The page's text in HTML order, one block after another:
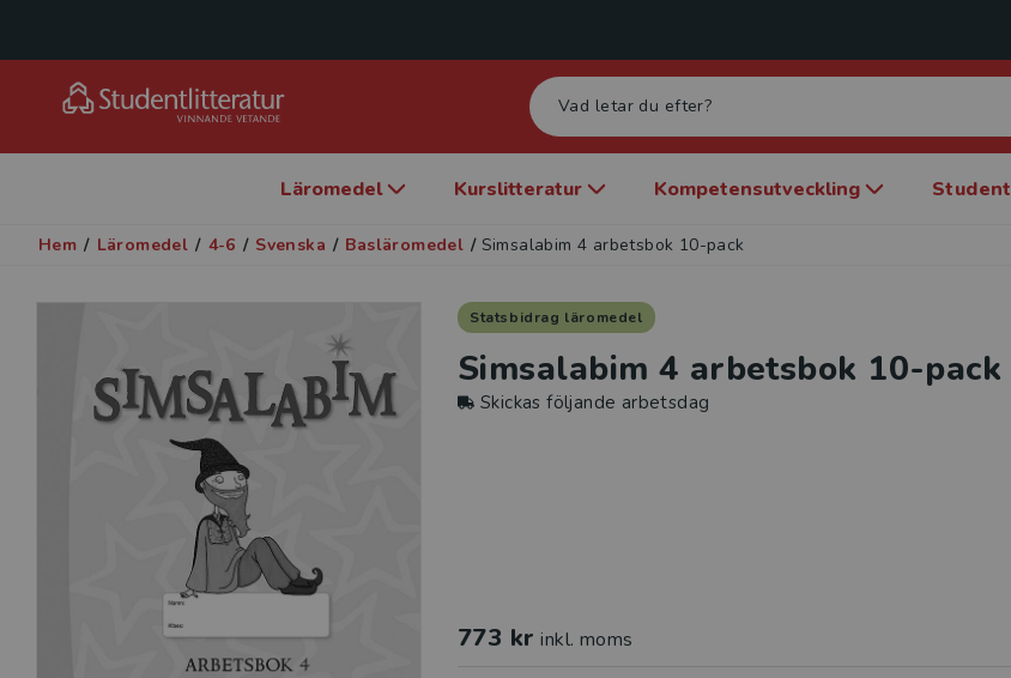
Läromedel Kurslitteratur Kompetensutveckling Student
Hem / Läromedel / 4-6 / Svenska / Basläromedel / Simsalabim 4 arbetsbok 10-pack
Statsbidrag läromedel
Simsalabim 4 arbetsbok 10-pack
Skickas följande arbetsdag
773 kr inkl. moms